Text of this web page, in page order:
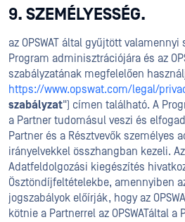
9. SZEMÉLYESSÉG.
az OPSWAT által gyűjtött
Program adminisztrációjára és az
szabályzatának megfelelően
https://www.opswat.com/legal/
szabályzat") címen található. A
a Partner tudomásul veszi és
Partner és a Résztvevők személyes
irányelvekkel összhangban kezeli.
Adatfeldolgozási kiegészítés
Ösztöndíjfeltételekbe, amennyiben
jogszabályok előírják, hogy az
kötnie a Partnerrel az OPSWATáltal a